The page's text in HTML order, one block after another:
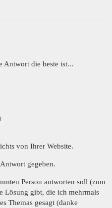
Antwort die beste ist...
von Ihrer Website.
gegeben.
Person antworten soll (zum
Lösung gibt, die ich mehrmals
Themas gesagt (danke